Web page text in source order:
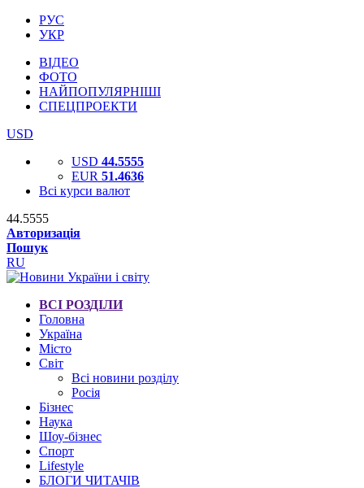
РУС
УКР
ВІДЕО
ФОТО
НАЙПОПУЛЯРНІШІ
СПЕЦПРОЕКТИ
USD
USD 44.5555
EUR 51.4636
Всі курси валют
44.5555
Авторизація
Пошук
RU
ВСІ РОЗДІЛИ
Головна
Україна
Місто
Світ
Всі новини розділу
Росія
Бізнес
Наука
Шоу-бізнес
Спорт
Lifestyle
БЛОГИ ЧИТАЧІВ